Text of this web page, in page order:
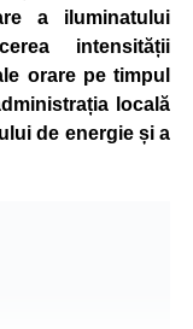
a iluminatului
intensității
orare pe timpul
locală
de energie și a